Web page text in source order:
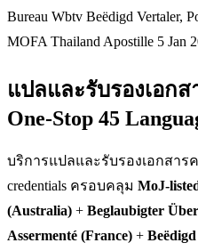
Bureau Wbtv Beëdigd Vertaler,
MOFA Thailand Apostille 5 Jan
แปลและรับรองเอก
One-Stop 45
บริการแปลและรับรองเอกสาร
credentials ครอบคลุม MoJ-
(Australia) + Beglaubigter
Assermenté (France) +